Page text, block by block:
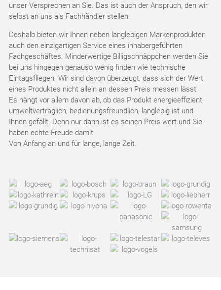
unser Versprechen an Sie. Das ist auch der Anspruch, den wir
selbst an uns als Fachhändler stellen.
Deshalb bieten wir Ihnen neben langlebigen Markenprodukten
auch den einzigartigen Service eines inhabergeführten
Fachgeschäftes. Minderwertige Billigschnäppchen werden Sie
bei uns hingegen genauso wenig finden wie technische
Eintagsfliegen. Wir sind davon überzeugt, dass sich der Wert
eines Produktes nicht allein an dessen Preis messen lässt.
Es hängt vor allem davon ab, ob das Produkt energieeffizient,
umweltverträglich, bedienungsfreundlich, langlebig ist und
Ihnen gefällt. Denn nur dann ist es seinen Preis wert und Sie
haben echte Freude damit.
Von Anfang an und für lange, lange Zeit.